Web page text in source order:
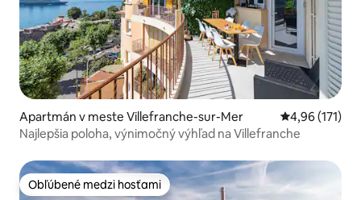
Apartmán v meste Villefranche-sur-Mer Priemerné
4,96 (171)
Najlepšia poloha, výnimočný výhľad na Villefranche
Obľúbené medzi hosťami
Obľúbené medzi hosťami